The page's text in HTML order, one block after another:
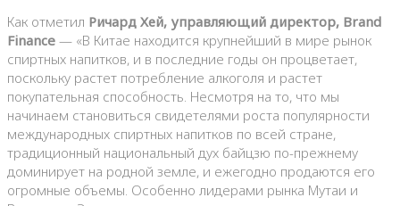
Как отметил Ричард Хей, управляющий директор, Brand
Finance — «В Китае находится крупнейший в мире рынок
спиртных напитков, и в последние годы он процветает,
поскольку растет потребление алкоголя и растет
покупательная способность. Несмотря на то, что мы
начинаем становиться свидетелями роста популярности
международных спиртных напитков по всей стране,
традиционный национальный дух байцзю по-прежнему
доминирует на родной земле, и ежегодно продаются его
огромные объемы. Особенно лидерами рынка Мутаи и